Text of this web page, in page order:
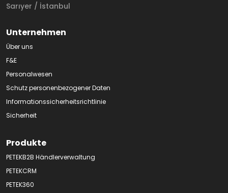
Sarıyer / İstanbul
Unternehmen
Über uns
F&E
Personalwesen
Schutz personenbezogener Daten
Informationssicherheitsrichtlinie
Sicherheit
Produkte
PETEKB2B Händlerverwaltung
PETEKCRM
PETEK360